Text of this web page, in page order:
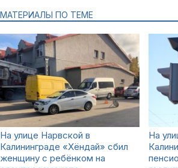
МАТЕРИАЛЫ ПО ТЕМЕ
На улице Нарвской в
Калининграде «Хёндай» сбил
женщину с ребёнком на
На